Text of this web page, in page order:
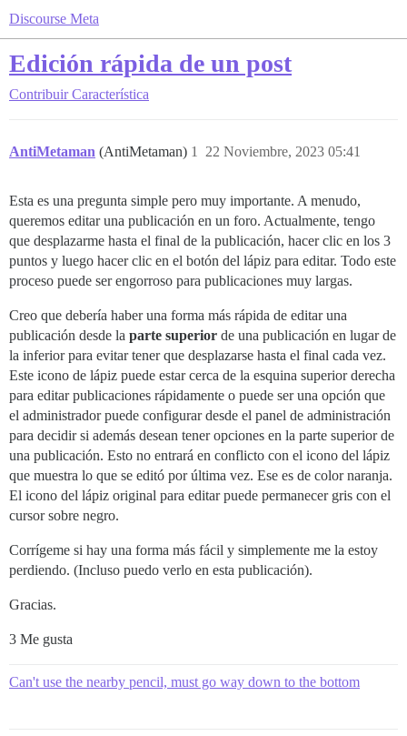
Discourse Meta
Edición rápida de un post
Contribuir Característica
AntiMetaman (AntiMetaman) 22 Noviembre, 2023 05:41
1
Esta es una pregunta simple pero muy importante. A menudo,
queremos editar una publicación en un foro. Actualmente, tengo
que desplazarme hasta el final de la publicación, hacer clic en los 3
puntos y luego hacer clic en el botón del lápiz para editar. Todo este
proceso puede ser engorroso para publicaciones muy largas.
Creo que debería haber una forma más rápida de editar una
publicación desde la parte superior de una publicación en lugar de
la inferior para evitar tener que desplazarse hasta el final cada vez.
Este icono de lápiz puede estar cerca de la esquina superior derecha
para editar publicaciones rápidamente o puede ser una opción que
el administrador puede configurar desde el panel de administración
para decidir si además desean tener opciones en la parte superior de
una publicación. Esto no entrará en conflicto con el icono del lápiz
que muestra lo que se editó por última vez. Ese es de color naranja.
El icono del lápiz original para editar puede permanecer gris con el
cursor sobre negro.
Corrígeme si hay una forma más fácil y simplemente me la estoy
perdiendo. (Incluso puedo verlo en esta publicación).
Gracias.
3 Me gusta
Can't use the nearby pencil, must go way down to the bottom